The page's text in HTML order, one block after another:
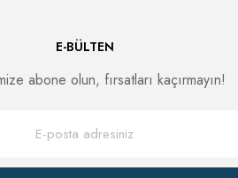
E-BÜLTEN
abone olun, fırsatları kaçırmayın!